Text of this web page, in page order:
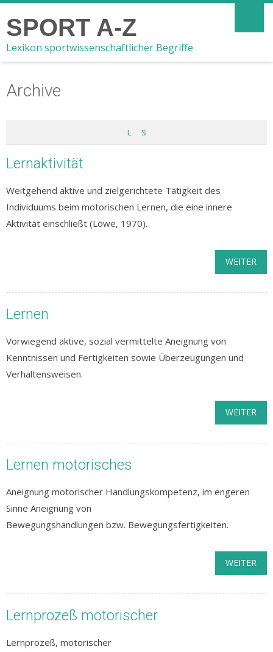
SPORT A-Z
Lexikon sportwissenschaftlicher Begriffe
Archive
L S
Lernaktivität
Weitgehend aktive und zielgerichtete Tätigkeit des
Individuums beim motorischen Lernen, die eine innere
Aktivität einschließt (Löwe, 1970).
WEITER
Lernen
Vorwiegend aktive, sozial vermittelte Aneignung von
Kenntnissen und Fertigkeiten sowie Überzeugungen und
Verhaltensweisen.
WEITER
Lernen motorisches
Aneignung motorischer Handlungskompetenz, im engeren
Sinne Aneignung von
Bewegungshandlungen bzw. Bewegungsfertigkeiten.
WEITER
Lernprozeß motorischer
Lernprozeß, motorischer